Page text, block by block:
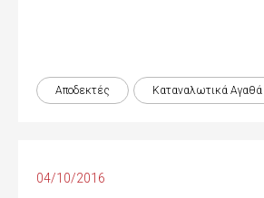
Αποδεκτές Καταναλωτικά Αγαθά
04/10/2016